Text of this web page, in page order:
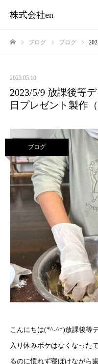
株式会社en
ブログ ブログ 2023/
2023.05.10
2023/5/9 放課後等
日プレゼント製作
ブログ
こんにちは(*^-^*)放課後等
入り休みボケはなくなった
るのに慣れず寝ぼけながら